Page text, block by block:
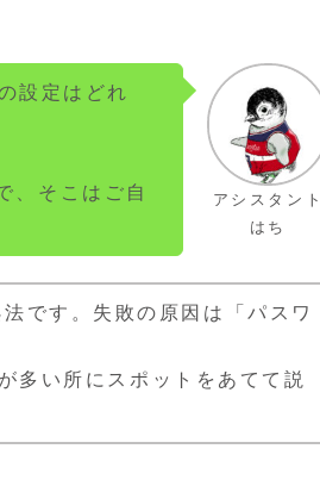
アシスタント
はち
設定はどれ
、そこはご自
です。失敗の原因は「パスワ
多い所にスポットをあてて説